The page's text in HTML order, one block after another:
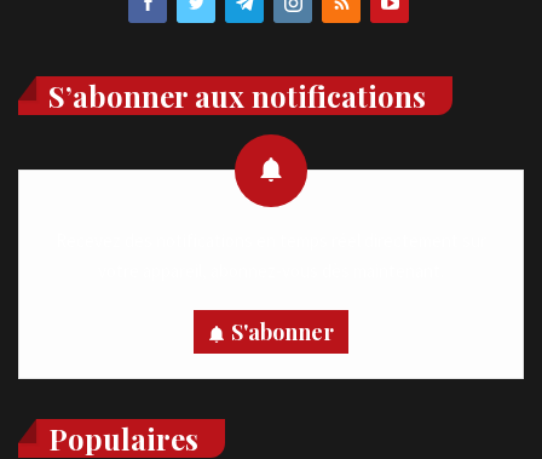
S’abonner aux notifications
S'abonner
Populaires